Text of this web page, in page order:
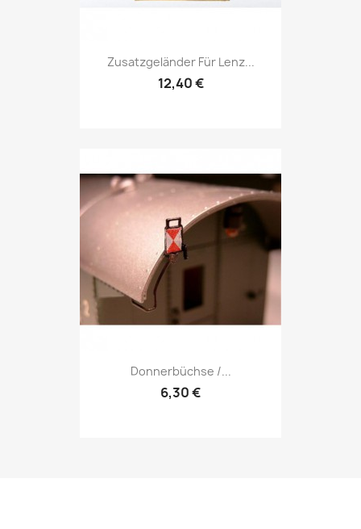
Zusatzgeländer Für Lenz...
12,40 €
Donnerbüchse /...
6,30 €